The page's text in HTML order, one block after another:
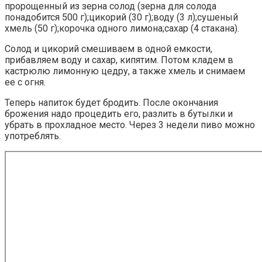
пророщенный из зерна солод (зерна для солода
понадобится 500 г);цикорий (30 г);воду (3 л);сушеный
хмель (50 г);корочка одного лимона;сахар (4 стакана).
Солод и цикорий смешиваем в одной емкости,
прибавляем воду и сахар, кипятим. Потом кладем в
кастрюлю лимонную цедру, а также хмель и снимаем
ее с огня.
Теперь напиток будет бродить. После окончания
брожения надо процедить его, разлить в бутылки и
убрать в прохладное место. Через 3 недели пиво можно
употреблять.